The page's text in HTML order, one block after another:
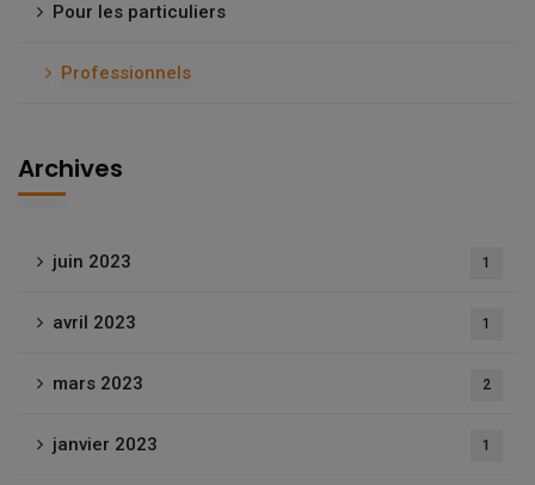
Pour les particuliers
Professionnels
Archives
juin 2023 1
avril 2023 1
mars 2023 2
janvier 2023 1